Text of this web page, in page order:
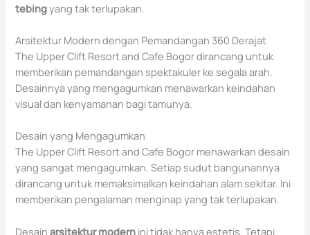
tebingyang tak terlupakan.
Arsitektur Modern dengan Pemandangan 360 Derajat
The Upper Clift Resort and Cafe Bogor dirancang untuk
memberikan pemandangan spektakuler ke segala arah.
Desainnya yang mengagumkan menawarkan keindahan
visual dan kenyamanan bagi tamunya.
Desain yang Mengagumkan
The Upper Clift Resort and Cafe Bogor menawarkan desain
yang sangat mengagumkan. Setiap sudut bangunannya
dirancang untuk memaksimalkan keindahan alam sekitar. Ini
memberikan pengalaman menginap yang tak terlupakan.
Desainarsitektur modern ini tidak hanya estetis. Tetapi